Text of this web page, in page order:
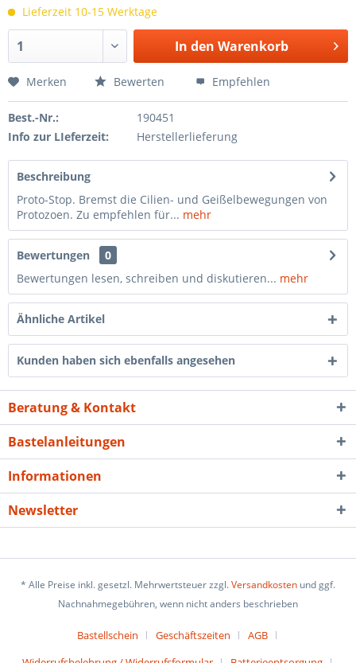
Lieferzeit 10-15 Werktage
In den Warenkorb
Merken Bewerten Empfehlen
Best.-Nr.:
190451
Info zur LIeferzeit:
Herstellerlieferung
Beschreibung
Proto-Stop. Bremst die Cilien- und Geißelbewegungen von
Protozoen. Zu empfehlen für... mehr
Bewertungen
0
Bewertungen lesen, schreiben und diskutieren... mehr
Ähnliche Artikel
Kunden haben sich ebenfalls angesehen
Beratung & Kontakt
Bastelanleitungen
Informationen
Newsletter
* Alle Preise inkl. gesetzl. Mehrwertsteuer zzgl.Versandkosten und ggf.
Nachnahmegebühren, wenn nicht anders beschrieben
Bastellschein Geschäftszeiten
AGB